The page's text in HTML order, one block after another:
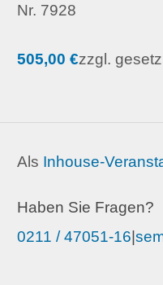
Nr. 7928
505,00 €zzgl.
Als Inhouse-
Haben Sie Fragen?
0211 / 47051-16|